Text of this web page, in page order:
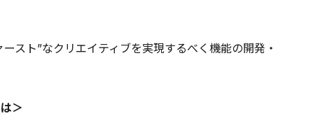
スト”なクリエイティブを実現するべく機能の開発・
＞